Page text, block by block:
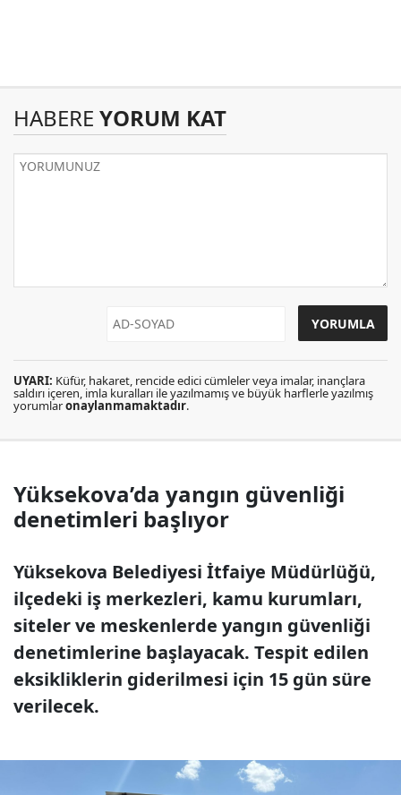
HABERE YORUM KAT
UYARI: Küfür, hakaret, rencide edici cümleler veya imalar, inançlara
saldırı içeren, imla kuralları ile yazılmamış ve büyük harflerle yazılmış
yorumlaronaylanmamaktadır.
Yüksekova’da yangın güvenliği
denetimleri başlıyor
Yüksekova Belediyesi İtfaiye Müdürlüğü,
ilçedeki iş merkezleri, kamu kurumları,
siteler ve meskenlerde yangın güvenliği
denetimlerine başlayacak. Tespit edilen
eksikliklerin giderilmesi için 15 gün süre
verilecek.